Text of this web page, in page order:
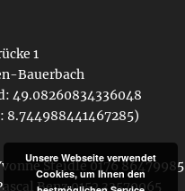
1
Bauerbach
49.08260834336048
8.744988441467285)
Steidle 0176 86479985
Benz 0152 33570065
Unsere Webseite verwendet
Cookies, um Ihnen den